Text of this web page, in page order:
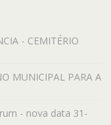
- CEMITÉRIO
MUNICIPAL PARA A
- nova data 31-